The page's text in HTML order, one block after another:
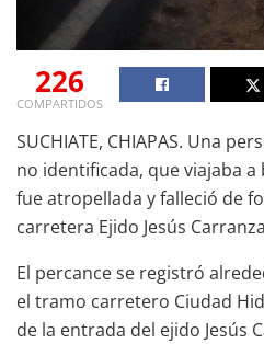
226
COMPARTIDOS
SUCHIATE, CHIAPAS. Una
no identificada, que viajaba
fue atropellada y falleció de
carretera Ejido Jesús
El percance se registró
el tramo carretero Ciudad
de la entrada del ejido Jesús